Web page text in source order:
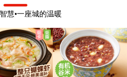
慧•一座城的温暖